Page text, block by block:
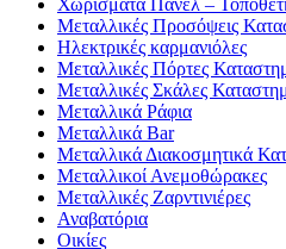
Χωρίσματα Πάνελ –
Μεταλλικές Προσόψεις
Ηλεκτρικές καρμανιόλες
Μεταλλικές Πόρτες
Μεταλλικές Σκάλες
Μεταλλικά Ράφια
Μεταλλικά Bar
Μεταλλικά Διακοσμητικά
Μεταλλικοί Ανεμοθώρακες
Μεταλλικές Ζαρντινιέρες
Αναβατόρια
Οικίες